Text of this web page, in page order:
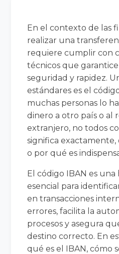
En el contexto de las
realizar una
requiere cumplir con
técnicos que
seguridad y rapidez.
estándares es el
muchas personas lo
dinero a otro país o al
extranjero, no todos
significa
o por qué es
El código IBAN es
esencial para
en transacciones
errores, facilita la
procesos y asegura
destino correcto. En
qué es el IBAN, cómo